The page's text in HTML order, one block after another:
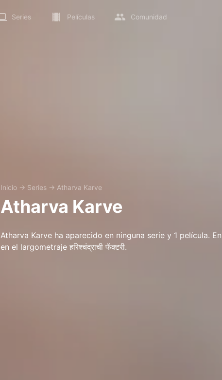
Series Películas Comunidad
Inicio → Series → Atharva Karve
Atharva Karve
Atharva Karve ha aparecido en ninguna serie y 1 película.
en el largometraje हरिश्चंद्राची फॅक्टरी.